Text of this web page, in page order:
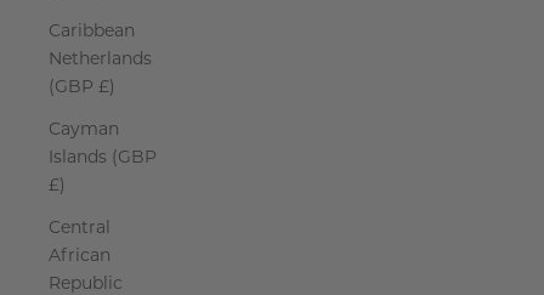
Caribbean
Netherlands
(GBP £)
Cayman
Islands (GBP
£)
Central
African
Republic